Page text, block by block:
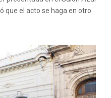
que el acto se haga en otro